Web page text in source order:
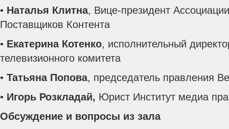
• Наталья Клитна, Вице-президент
Поставщиков Контента
• Екатерина Котенко, исполнительный
телевизионного комитета
• Татьяна Попова, председатель правления
• Игорь Розкладай, Юрист Институт медиа
Обсуждение и вопросы из зала